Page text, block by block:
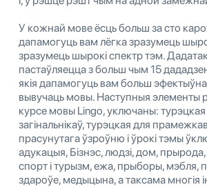
У кожнай мове ёсць больш за сто
дапамогуць вам лёгка зразумець
зразумець шырокі спектр тэм.
пастаўляецца з больш чым 15
якія дапамогуць вам больш эфектыўна
вывучаць мовы. Наступныя элементы
курсе мовы Lingo, уключаны: турэцкая
загінальнікаў, турэцкая для
прасунутага ўзроўню і ўрокі тэмы
адукацыя, Бізнэс, людзі, дом,
спорт і турызм, ежа, прыборы, мэбля,
здароўе, медыцына, а таксама многія